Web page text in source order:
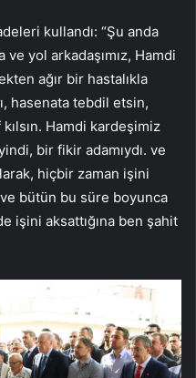
kullandı: “Şu anda
yol arkadaşımız, Hamdi
ağır bir hastalıkla
hasenata tebdil etsin,
Hamdi kardeşimiz
bir fikir adamıydı. ve
hiçbir zaman işini
bütün bu süre boyunca
işini aksattığına ben şahit